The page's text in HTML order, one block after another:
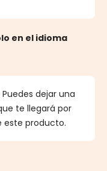
en el idioma
Puedes dejar una
te llegará por
este producto.